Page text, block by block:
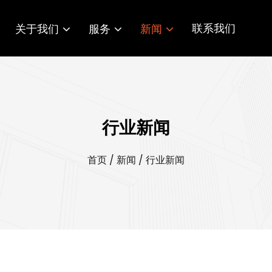
关于我们 服务 新闻 联系我们
行业新闻
首页 / 新闻 / 行业新闻